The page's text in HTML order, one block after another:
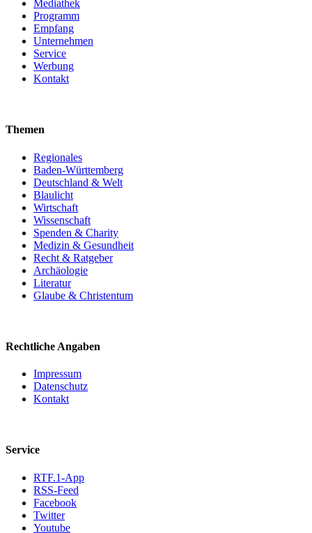
Mediathek
Programm
Empfang
Unternehmen
Service
Werbung
Kontakt
Themen
Regionales
Baden-Württemberg
Deutschland & Welt
Blaulicht
Wirtschaft
Wissenschaft
Spenden & Charity
Medizin & Gesundheit
Recht & Ratgeber
Archäologie
Literatur
Glaube & Christentum
Rechtliche Angaben
Impressum
Datenschutz
Kontakt
Service
RTF.1-App
RSS-Feed
Facebook
Twitter
Youtube